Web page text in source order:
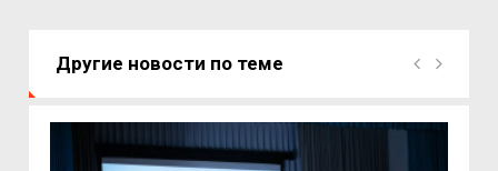
Другие новости по теме